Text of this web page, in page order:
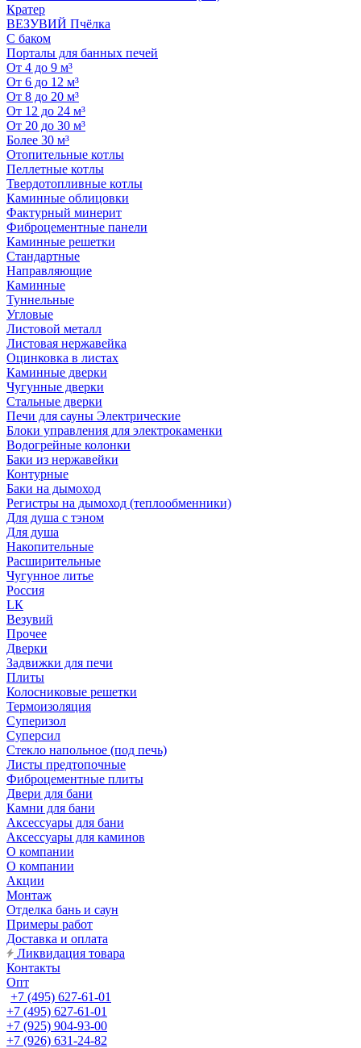
Кратер
ВЕЗУВИЙ Пчёлка
С баком
Порталы для банных печей
От 4 до 9 м³
От 6 до 12 м³
От 8 до 20 м³
От 12 до 24 м³
От 20 до 30 м³
Более 30 м³
Отопительные котлы
Пеллетные котлы
Твердотопливные котлы
Каминные облицовки
Фактурный минерит
Фиброцементные панели
Каминные решетки
Стандартные
Направляющие
Каминные
Туннельные
Угловые
Листовой металл
Листовая нержавейка
Оцинковка в листах
Каминные дверки
Чугунные дверки
Стальные дверки
Печи для сауны Электрические
Блоки управления для электрокаменки
Водогрейные колонки
Баки из нержавейки
Контурные
Баки на дымоход
Регистры на дымоход (теплообменники)
Для душа с тэном
Для душа
Накопительные
Расширительные
Чугунное литье
Россия
LК
Везувий
Прочее
Дверки
Задвижки для печи
Плиты
Колосниковые решетки
Термоизоляция
Суперизол
Суперсил
Стекло напольное (под печь)
Листы предтопочные
Фиброцементные плиты
Двери для бани
Камни для бани
Аксессуары для бани
Аксессуары для каминов
О компании
О компании
Акции
Монтаж
Отделка бань и саун
Примеры работ
Доставка и оплата
Ликвидация товара
Контакты
Опт
+7 (495) 627-61-01
+7 (495) 627-61-01
+7 (925) 904-93-00
+7 (926) 631-24-82